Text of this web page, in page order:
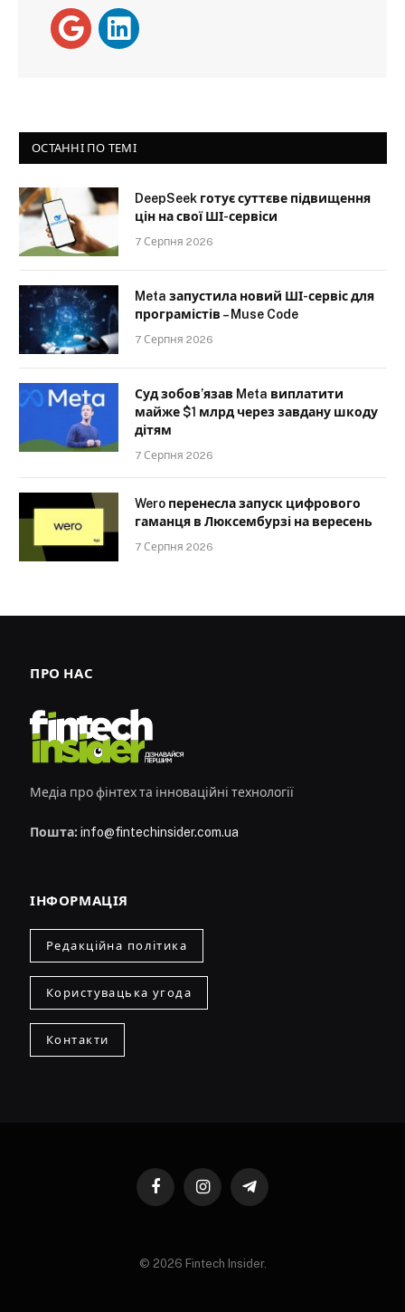
ОСТАННІ ПО ТЕМІ
DeepSeek готує суттєве підвищення
цін на свої ШІ-сервіси
7 Серпня 2026
Meta запустила новий ШІ-сервіс для
програмістів – Muse Code
7 Серпня 2026
Суд зобов’язав Meta виплатити
майже $1 млрд через завдану шкоду
дітям
7 Серпня 2026
Wero перенесла запуск цифрового
гаманця в Люксембурзі на вересень
7 Серпня 2026
ПРО НАС
Медіа про фінтех та інноваційні технології
Пошта: info@fintechinsider.com.ua
ІНФОРМАЦІЯ
Редакційна політика
Користувацька угода
Контакти
FacebookInstagramTelegram
© 2026 Fintech Insider.